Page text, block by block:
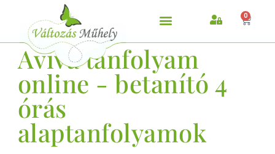
0
Aviva tanfolyam
online - betanító 4
órás
alaptanfolyamok